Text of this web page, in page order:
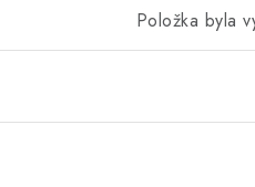
Položka byla